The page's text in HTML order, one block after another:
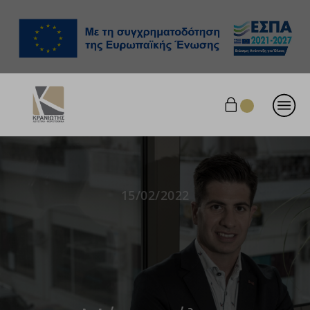
15/02/2022